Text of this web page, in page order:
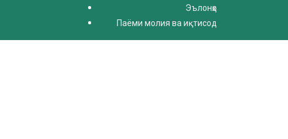
Эълонҳо
Паёми молия ва иқтисод